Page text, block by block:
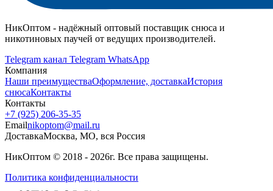
НикОптом - надёжный оптовый поставщик снюса и
никотиновых паучей от ведущих производителей.
Telegram канал Telegram WhatsApp
Компания
Наши преимуществаОформление, доставкаИстория
снюсаКонтакты
Контакты
+7 (925) 206‑35‑35
Emailnikoptom@mail.ru
ДоставкаМосква, МО, вся Россия
НикОптом © 2018 - 2026г. Все права защищены.
Политика конфиденциальности